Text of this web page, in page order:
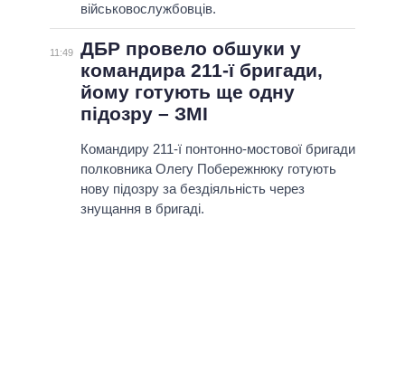
військовослужбовців.
11:49
ДБР провело обшуки у
командира 211-ї бригади,
йому готують ще одну
підозру – ЗМІ
Командиру 211-ї понтонно-мостової бригади
полковника Олегу Побережнюку готують
нову підозру за бездіяльність через
знущання в бригаді.